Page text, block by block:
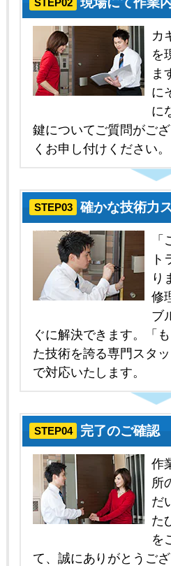
STEP02
カ
を
ま
に
に
鍵についてご質問がご
くお申し付けください。
STEP03 確かな技術力
ト
り
修
ブ
ぐに解決できます。「
た技術を誇る専門スタ
で対応いたします。
STEP04 完了のご確認
作
所
だ
た
を
て、誠にありがとうござ